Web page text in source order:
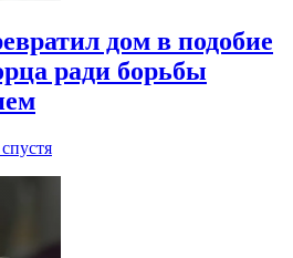
дом в подобие
ради борьбы